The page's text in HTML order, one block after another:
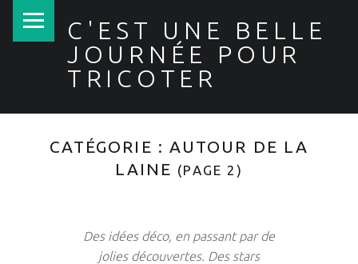
C'EST UNE BELLE
JOURNÉE POUR
TRICOTER
CATÉGORIE : AUTOUR DE LA
LAINE (PAGE 2)
Des idées déco, en passant par de
jolies découvertes. Des stars